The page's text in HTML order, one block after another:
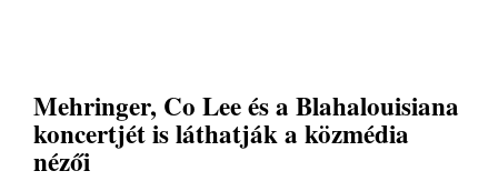
Mehringer, Co Lee és a Blahalouisiana
koncertjét is láthatják a közmédia
nézői